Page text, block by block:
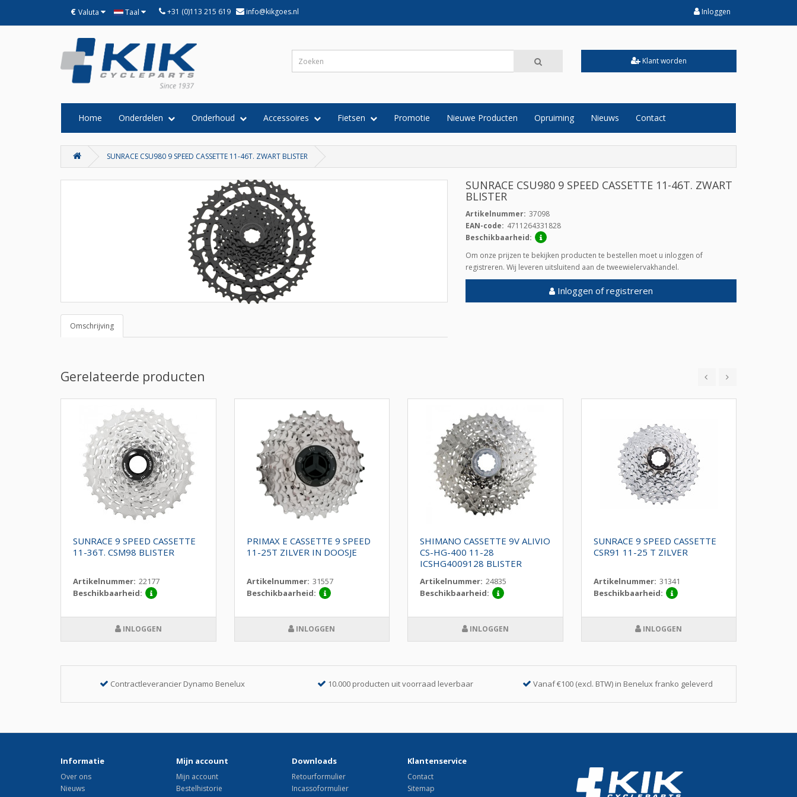
€ Valuta Taal +31 (0)113 215 619 info@kikgoes.nl Inloggen
Klant worden
Home Onderdelen Onderhoud Accessoires Fietsen Promotie Nieuwe Producten Opruiming Nieuws Contact
SUNRACE CSU980 9 SPEED CASSETTE 11-46T. ZWART BLISTER
Omschrijving
SUNRACE CSU980 9 SPEED CASSETTE 11-46T. ZWART
BLISTER
Artikelnummer: 37098
EAN-code: 4711264331828
Beschikbaarheid:
Om onze prijzen te bekijken producten te bestellen moet u inloggen of
registreren. Wij leveren uitsluitend aan de tweewielervakhandel.
Inloggen of registreren
Gerelateerde producten
SUNRACE 9 SPEED CASSETTE
11-36T. CSM98 BLISTER
Artikelnummer: 22177
Beschikbaarheid:
INLOGGEN
PRIMAX E CASSETTE 9 SPEED
11-25T ZILVER IN DOOSJE
Artikelnummer: 31557
Beschikbaarheid:
INLOGGEN
SHIMANO CASSETTE 9V ALIVIO
CS-HG-400 11-28
ICSHG4009128 BLISTER
Artikelnummer: 24835
Beschikbaarheid:
INLOGGEN
SUNRACE 9 SPEED CASSETTE
CSR91 11-25 T ZILVER
Artikelnummer: 31341
Beschikbaarheid:
INLOGGEN
Contractleverancier Dynamo Benelux 10.000 producten uit voorraad leverbaar Vanaf €100 (excl. BTW) in Benelux franko geleverd
Informatie
Over ons
Nieuws
Mijn account
Mijn account
Bestelhistorie
Downloads
Retourformulier
Incassoformulier
Klantenservice
Contact
Sitemap